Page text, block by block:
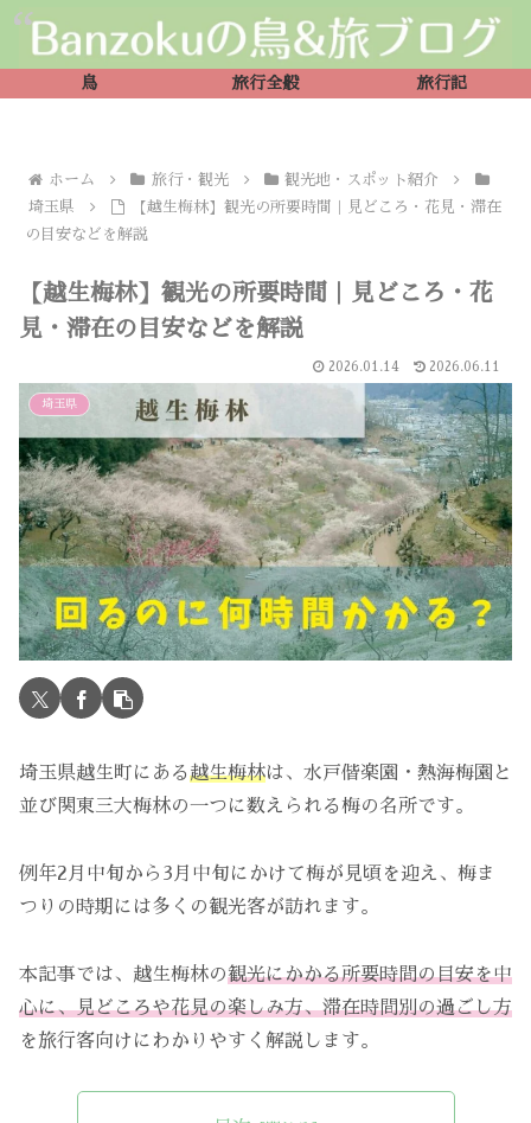
鳥 旅行全般 旅行記
ホーム 旅行・観光
観光地・スポット紹介
埼玉県
【越生梅林】観光の所要時間｜見どころ・花見・滞在
の目安などを解説
【越生梅林】観光の所要時間｜見どころ・花
見・滞在の目安などを解説
2026.01.14 2026.06.11
埼玉県
埼玉県越生町にある越生梅林は、水戸偕楽園・熱海梅園と
並び関東三大梅林の一つに数えられる梅の名所です。
例年2月中旬から3月中旬にかけて梅が見頃を迎え、梅ま
つりの時期には多くの観光客が訪れます。
本記事では、越生梅林の観光にかかる所要時間の目安を中
心に、見どころや花見の楽しみ方、滞在時間別の過ごし方
を旅行客向けにわかりやすく解説します。